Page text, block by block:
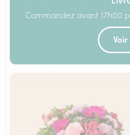
Commandez avant 17h00